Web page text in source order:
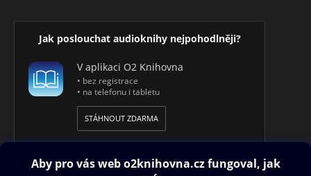
Jak poslouchat audioknihy nejpohodlněji?
V aplikaci O2 Knihovna
• bez registrace
• na telefonu i tabletu
STÁHNOUT ZDARMA